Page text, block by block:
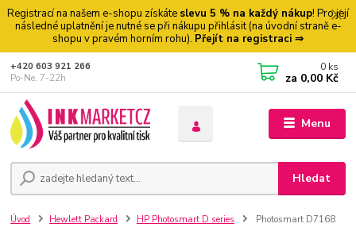
Registrací na našem e-shopu získáte slevu 5 % na každý nákup! Pro její
následné uplatnění je nutné se při nákupu přihlásit (na úvodní straně e-
shopu v pravém horním rohu). Přejít na registraci ⇒
Menu
Hledat
+420 603 921 266
Po-Ne, 7-22h
0 ks
za 0,00 Kč
Úvod Hewlett Packard HP Photosmart D series Photosmart D7168